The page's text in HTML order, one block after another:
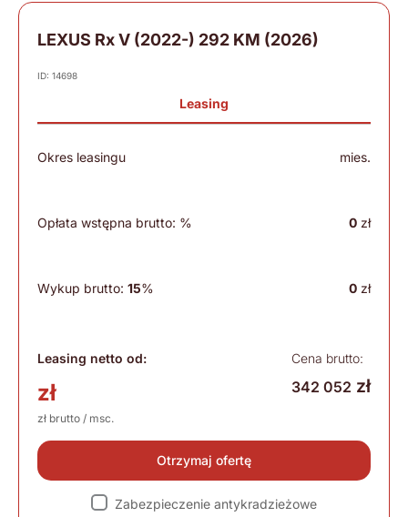
LEXUS Rx V (2022-) 292 KM (2026)
ID: 14698
Leasing
Okres leasingu mies.
Opłata wstępna brutto: % 0 zł
Wykup brutto: 15% 0 zł
Leasing netto od:
zł
zł brutto / msc.
Cena brutto:
342 052 zł
Otrzymaj ofertę
Zabezpieczenie antykradzieżowe